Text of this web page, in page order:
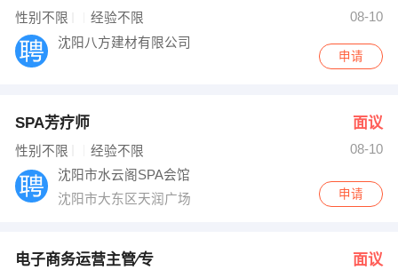
性别不限 经验不限
08-10
沈阳八方建材有限公司
申请
SPA芳疗师 面议
性别不限 经验不限
08-10
沈阳市水云阁SPA会馆
沈阳市大东区天润广场
申请
电子商务运营主管∕专 面议